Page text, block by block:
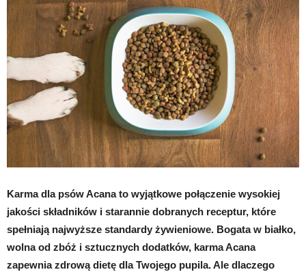
Karma dla psów Acana to wyjątkowe połączenie wysokiej
jakości składników i starannie dobranych receptur, które
spełniają najwyższe standardy żywieniowe. Bogata w białko,
wolna od zbóż i sztucznych dodatków, karma Acana
zapewnia zdrową dietę dla Twojego pupila. Ale dlaczego